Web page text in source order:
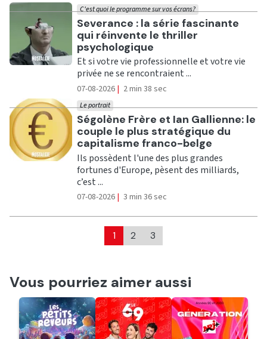
Ecouter
Severance : la série fascinante
qui réinvente le thriller
psychologique
C'est quoi le programme sur vos écrans?
Et si votre vie professionnelle et votre vie
privée ne se rencontraient ...
07-08-2026 | 2 min 38 sec
Ecouter
Ségolène Frère et Ian Gallienne: le
couple le plus stratégique du
capitalisme franco-belge
Le portrait
Ils possèdent l'une des plus grandes
fortunes d'Europe, pèsent des milliards,
c’est ...
07-08-2026 | 3 min 36 sec
1 2 3
Vous pourriez aimer aussi